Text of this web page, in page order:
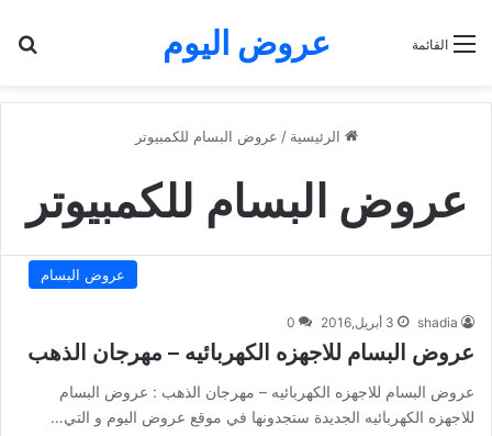
عروض اليوم القائمة
الرئيسية / عروض البسام للكمبيوتر
عروض البسام للكمبيوتر
عروض البسام
shadia 3 أبريل,2016 0
عروض البسام للاجهزه الكهربائيه – مهرجان الذهب
عروض البسام للاجهزه الكهربائيه – مهرجان الذهب : عروض البسام
للاجهزه الكهربائيه الجديدة ستجدونها في موقع عروض اليوم و التي…